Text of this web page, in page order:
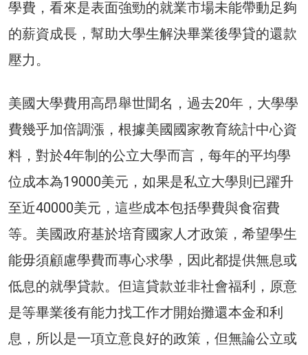
學費，看來是表面強勁的就業市場未能帶動足夠
的薪資成長，幫助大學生解決畢業後學貸的還款
壓力。
美國大學費用高昂舉世聞名，過去20年，大學學
費幾乎加倍調漲，根據美國國家教育統計中心資
料，對於4年制的公立大學而言，每年的平均學
位成本為19000美元，如果是私立大學則已躍升
至近40000美元，這些成本包括學費與食宿費
等。美國政府基於培育國家人才政策，希望學生
能毋須顧慮學費而專心求學，因此都提供無息或
低息的就學貸款。但這貸款並非社會福利，原意
是等畢業後有能力找工作才開始攤還本金和利
息，所以是一項立意良好的政策，但無論公立或